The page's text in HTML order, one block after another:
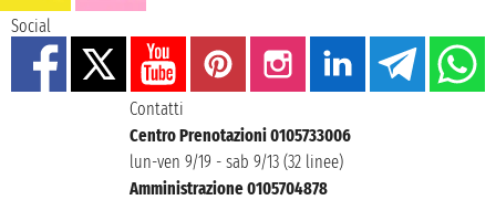
Social
Contatti
Centro Prenotazioni 0105733006
lun-ven 9/19 - sab 9/13 (32 linee)
Amministrazione 0105704878